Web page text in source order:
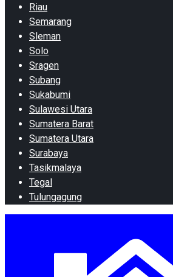
Riau
Semarang
Sleman
Solo
Sragen
Subang
Sukabumi
Sulawesi Utara
Sumatera Barat
Sumatera Utara
Surabaya
Tasikmalaya
Tegal
Tulungagung